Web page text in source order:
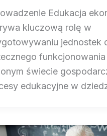
Edukacja
kluczową rolę w
jednostek
świecie
edukacyjne w